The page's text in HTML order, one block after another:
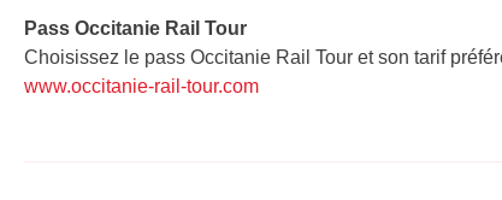
Pass Occitanie Rail Tour​
Choisissez le pass Occitanie Rail Tour et son tarif
www.occitanie-rail-tour.com